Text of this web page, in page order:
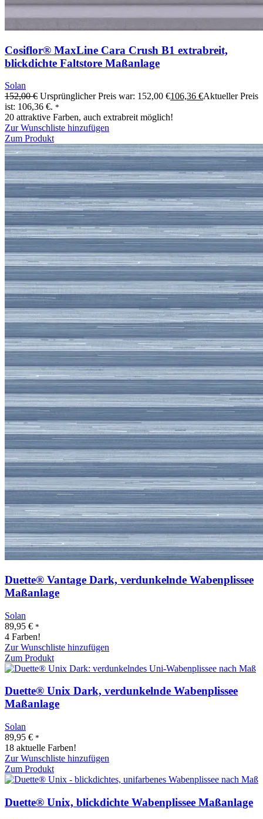
Cosiflor® MaxLine Cara Crush B1 extrabreit,
blickdichte Faltstore Maßanlage
Solan
152,00€ Ursprünglicher Preis war: 152,00 €106,36 €Aktueller Preis
ist: 106,36 €. *
20 attraktive Farben, auch extrabreit möglich!
Zur Wunschliste hinzufügen
Zum Produkt
Duette® Vantage Dark, verdunkelnde Wabenplissee
Maßanlage
Solan
89,95 € *
4 Farben!
Zur Wunschliste hinzufügen
Zum Produkt
Duette® Unix Dark, verdunkelnde Wabenplissee
Maßanlage
Solan
89,95 € *
18 aktuelle Farben!
Zur Wunschliste hinzufügen
Zum Produkt
Duette® Unix, blickdichte Wabenplissee Maßanlage